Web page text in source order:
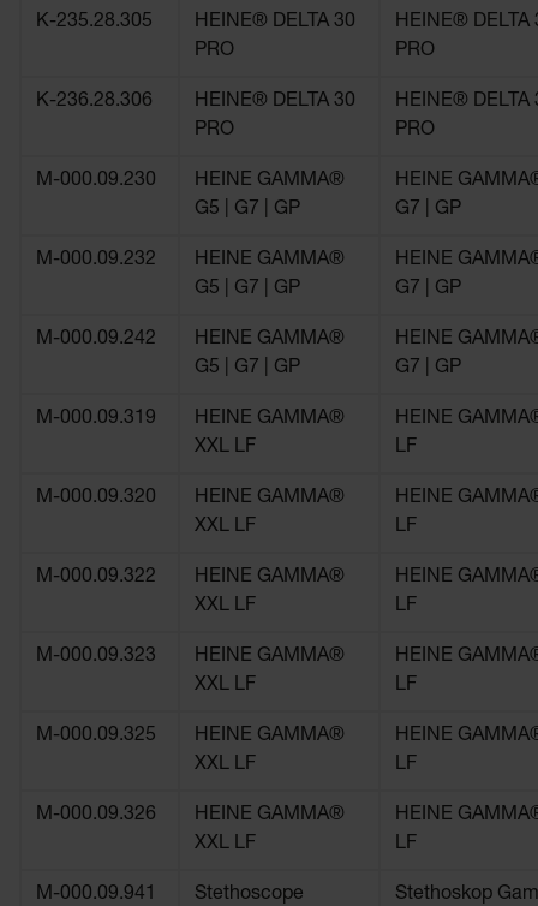
K-235.28.305
HEINE® DELTA 30
PRO
HEINE® DELTA
PRO
K-236.28.306
HEINE® DELTA 30
PRO
HEINE® DELTA
PRO
M-000.09.230
HEINE GAMMA®
G5 | G7 | GP
HEINE
G7 | GP
M-000.09.232
HEINE GAMMA®
G5 | G7 | GP
HEINE
G7 | GP
M-000.09.242
HEINE GAMMA®
G5 | G7 | GP
HEINE
G7 | GP
M-000.09.319
HEINE GAMMA®
XXL LF
HEINE
LF
M-000.09.320
HEINE GAMMA®
XXL LF
HEINE
LF
M-000.09.322
HEINE GAMMA®
XXL LF
HEINE
LF
M-000.09.323
HEINE GAMMA®
XXL LF
HEINE
LF
M-000.09.325
HEINE GAMMA®
XXL LF
HEINE
LF
M-000.09.326
HEINE GAMMA®
XXL LF
HEINE
LF
M-000.09.941
Stethoscope
Stethoskop